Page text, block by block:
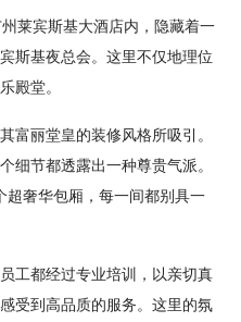
莱宾斯基大酒店内，隐藏着一
斯基夜总会。这里不仅地理位
殿堂。
富丽堂皇的装修风格所吸引。
细节都透露出一种尊贵气派。
奢华包厢，每一间都别具一
工都经过专业培训，以亲切真
受到高品质的服务。这里的氛